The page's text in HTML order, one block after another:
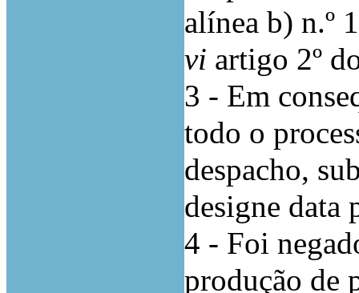
alínea b) n.º
vi artigo 2º
3 - Em
todo o
despacho,
designe data
4 - Foi
produção de